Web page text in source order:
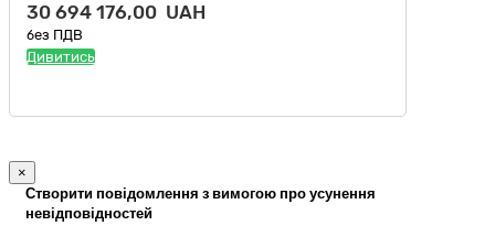
30 694 176,00 UAH
без ПДВ
Дивитись
×
Створити повідомлення з вимогою про усунення
невідповідностей